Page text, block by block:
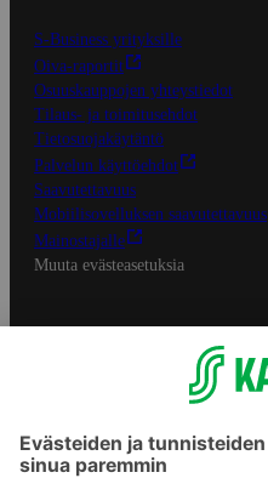
S-Business yrityksille
Oiva-raportit
Osuuskauppojen yhteystiedot
Tilaus- ja toimitusehdot
Tietosuojakäytäntö
Palvelun käyttöehdot
Saavutettavuus
Mobiilisovelluksen saavutettavuus
Mainostajalle
Muuta evästeasetuksia
S-ryhmän palvelut
Asiakasomistajuus